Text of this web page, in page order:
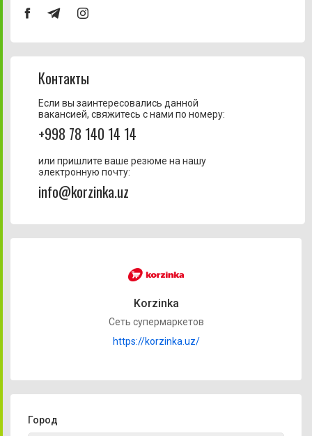
Контакты
Если вы заинтересовались данной
вакансией, свяжитесь с нами по номеру:
+998 78 140 14 14
или пришлите ваше резюме на нашу
электронную почту:
info@korzinka.uz
Korzinka
Сеть супермаркетов
https://korzinka.uz/
Город